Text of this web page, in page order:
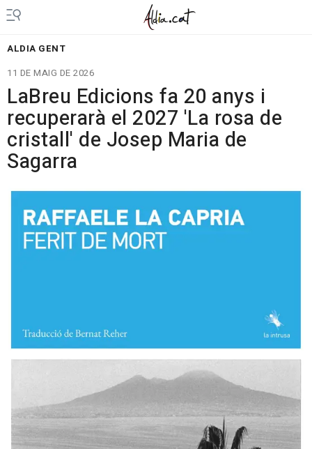
ALDIA GENT
11 DE MAIG DE 2026
LaBreu Edicions fa 20 anys i
recuperarà el 2027 'La rosa de
cristall' de Josep Maria de
Sagarra